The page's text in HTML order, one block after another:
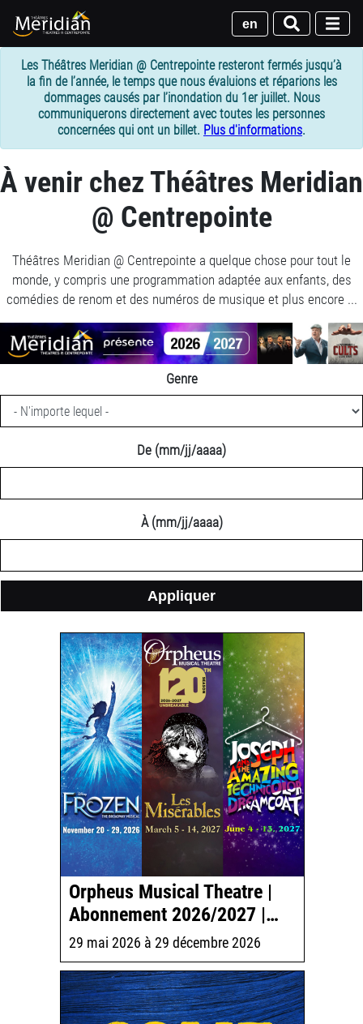
contenu
principal
en
Les Théâtres Meridian @ Centrepointe resteront fermés jusqu’à
la fin de l’année, le temps que nous évaluions et réparions les
dommages causés par l’inondation du 1er juillet. Nous
communiquerons directement avec toutes les personnes
concernées qui ont un billet. Plus d'informations.
column
container
À venir chez Théâtres Meridian
@ Centrepointe
Théâtres Meridian @ Centrepointe a quelque chose pour tout le
monde, y compris une programmation adaptée aux enfants, des
comédies de renom et des numéros de musique et plus encore ...
Joignez-
vous
pour
la
2026/2027!
column
container
Genre
De (mm/jj/aaaa)
À (mm/jj/aaaa)
Orpheus Musical Theatre |
Abonnement 2026/2027 |…
29 mai 2026 à 29 décembre 2026